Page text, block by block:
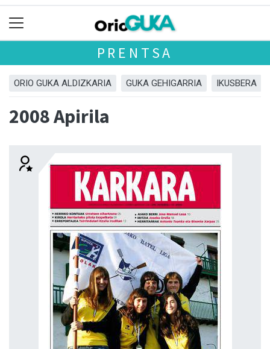
PRENTSA
ORIO GUKA ALDIZKARIA GUKA GEHIGARRIA IKUSBERA
2008 Apirila